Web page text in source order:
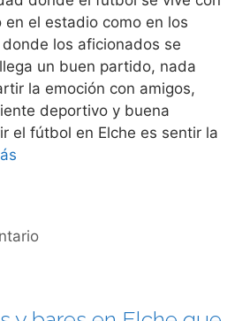
el estadio como en los
los aficionados se
un buen partido, nada
la emoción con amigos,
deportivo y buena
el fútbol en Elche es sentir la